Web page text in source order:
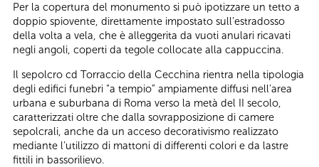
Per la copertura del monumento si può ipotizzare un tetto a
doppio spiovente, direttamente impostato sull’estradosso
della volta a vela, che è alleggerita da vuoti anulari ricavati
negli angoli, coperti da tegole collocate alla cappuccina.
Il sepolcro cd Torraccio della Cecchina rientra nella tipologia
degli edifici funebri “a tempio” ampiamente diffusi nell’area
urbana e suburbana di Roma verso la metà del II secolo,
caratterizzati oltre che dalla sovrapposizione di camere
sepolcrali, anche da un acceso decorativismo realizzato
mediante l’utilizzo di mattoni di differenti colori e da lastre
fittili in bassorilievo.